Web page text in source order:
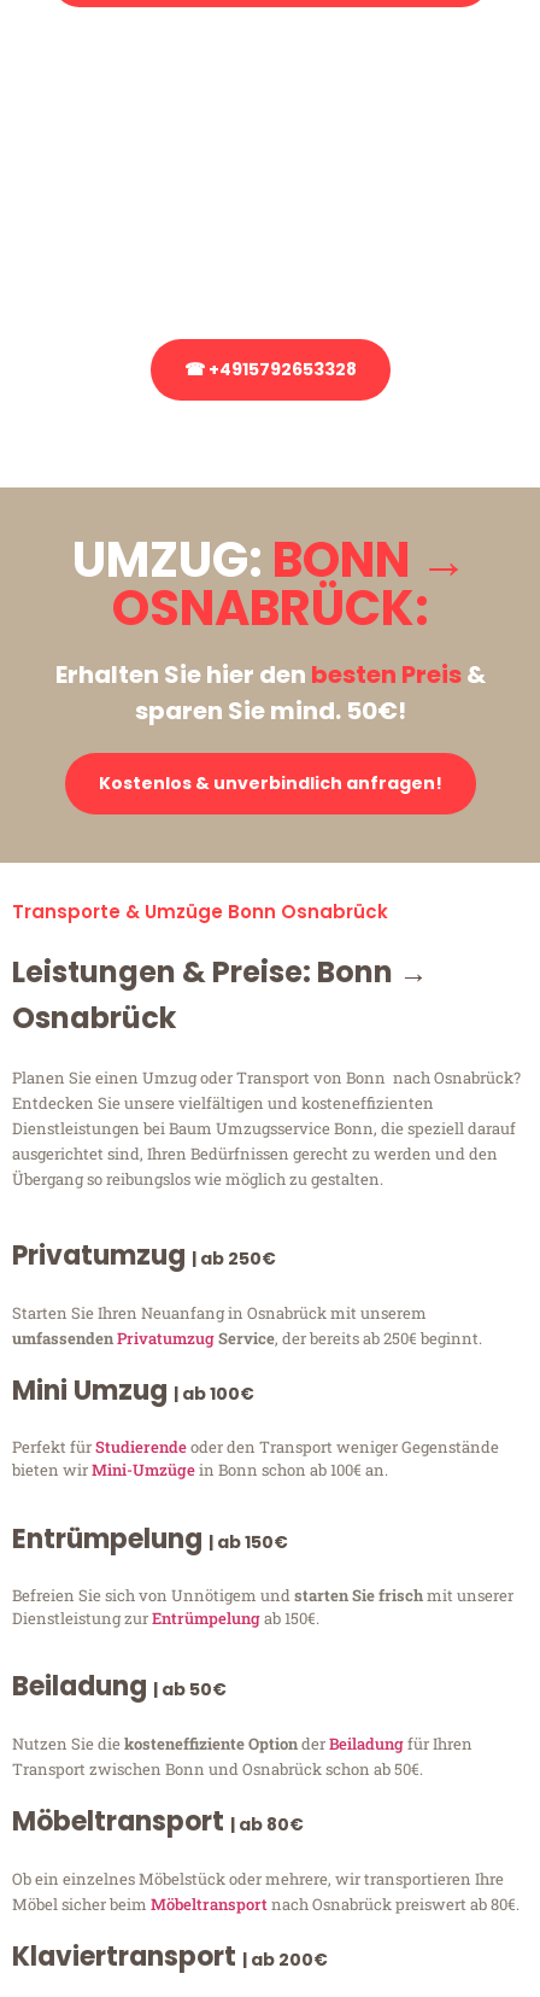
☎ +4915792653328
UMZUG: BONN →
OSNABRÜCK:
Erhalten Sie hier den besten Preis&
sparen Sie mind. 50€!
Kostenlos & unverbindlich anfragen!
Transporte & Umzüge Bonn Osnabrück
Leistungen & Preise: Bonn →
Osnabrück
Planen Sie einen Umzug oder Transport von Bonn nach Osnabrück?
Entdecken Sie unsere vielfältigen und kosteneffizienten
Dienstleistungen bei Baum Umzugsservice Bonn, die speziell darauf
ausgerichtet sind, Ihren Bedürfnissen gerecht zu werden und den
Übergang so reibungslos wie möglich zu gestalten.
Privatumzug | ab 250€
Starten Sie Ihren Neuanfang in Osnabrück mit unserem
umfassendenPrivatumzugService, der bereits ab 250€ beginnt.
Mini Umzug | ab 100€
Perfekt fürStudierendeoder den Transport weniger Gegenstände
bieten wirMini-Umzügein Bonn schon ab 100€ an.
Entrümpelung | ab 150€
Befreien Sie sich von Unnötigem undstarten Sie frischmit unserer
Dienstleistung zurEntrümpelungab 150€.
Beiladung | ab 50€
Nutzen Sie diekosteneffiziente OptionderBeiladungfür Ihren
Transport zwischen Bonn und Osnabrück schon ab 50€.
Möbeltransport | ab 80€
Ob ein einzelnes Möbelstück oder mehrere, wir transportieren Ihre
Möbel sicher beim Möbeltransportnach Osnabrück preiswert ab 80€.
Klaviertransport | ab 200€